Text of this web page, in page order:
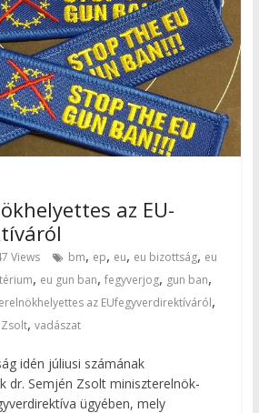
az EU-
Views bm, ep, eu, eu bizottság, eu
, eu gun ban, fegyverjog, gun ban,
az EUfegyverdirektíváról,
Zsolt, vadászat
idén júliusi számának
dr. Semjén Zsolt miniszterelnök-
ügyében, mely